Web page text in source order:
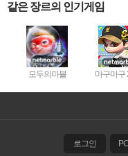
귀여운 쿵야들이 모두 섬에 돌
홀씨가 꽃이되고, 통나무가 집
아름다운 섬에서 쿵야들이
▶아슬아슬 풀리는 ”전략”의
섬을 다 꾸몄다면 주변 섬들
섬 하나하나 다른 전략으로 클
같은 장르의 인기게임
모두의마블 마구마구
로그인